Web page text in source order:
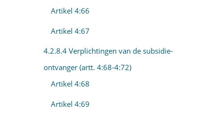
Artikel 4:66
Artikel 4:67
4.2.8.4 Verplichtingen van de subsidie-
ontvanger (artt. 4:68-4:72)
Artikel 4:68
Artikel 4:69